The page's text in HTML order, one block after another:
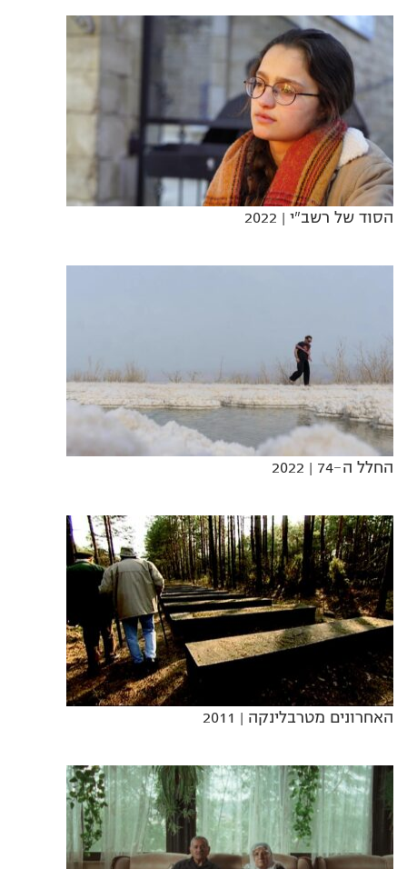
הסוד של רשב"י | 2022
החלל ה-74 | 2022
האחרונים מטרבלינקה | 2011